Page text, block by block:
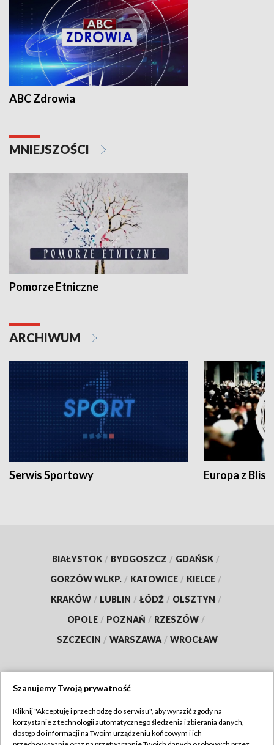
ABC Zdrowia
MNIEJSZOŚCI
Pomorze Etniczne
ARCHIWUM
Serwis Sportowy Europa z
BIAŁYSTOK / BYDGOSZCZ / GDAŃSK /
GORZÓW WLKP. / KATOWICE / KIELCE /
KRAKÓW / LUBLIN / ŁÓDŹ / OLSZTYN /
OPOLE / POZNAŃ / RZESZÓW /
SZCZECIN / WARSZAWA / WROCŁAW
TVP
Szanujemy Twoją prywatność
Kliknij "Akceptuję i przechodzę do serwisu", aby wyrazić zgody na
korzystanie z technologii automatycznego śledzenia i zbierania danych,
dostęp do informacji na Twoim urządzeniu końcowym i ich